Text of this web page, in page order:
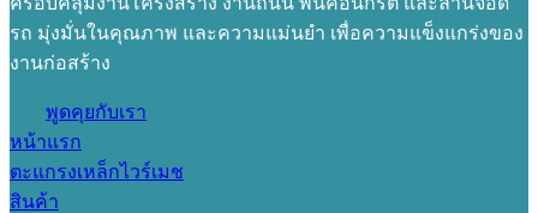
รถ มุ่งมั่นในคุณภาพ และความแม่นยำ เพื่อความแข็งแกร่งของ
งานก่อสร้าง
พูดคุยกับเรา
หน้าแรก
ตะแกรงเหล็กไวร์เมช
สินค้า